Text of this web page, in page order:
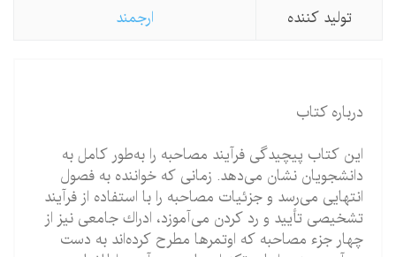
تولید كننده
ارجمند
درباره کتاب
این كتاب پیچیدگى فرآیند مصاحبه را به‌طور كامل به
دانشجویان نشان می‌‏دهد. زمانى كه خواننده به فصول
انتهایی می‌رسد و جزئیات مصاحبه را با استفاده از فرآیند
تشخیصى تأیید و رد كردن می‌‏آموزد، ادراك جامعى نیز از
چهار جزء مصاحبه كه اوتمرها مطرح كرده‌‏اند به دست